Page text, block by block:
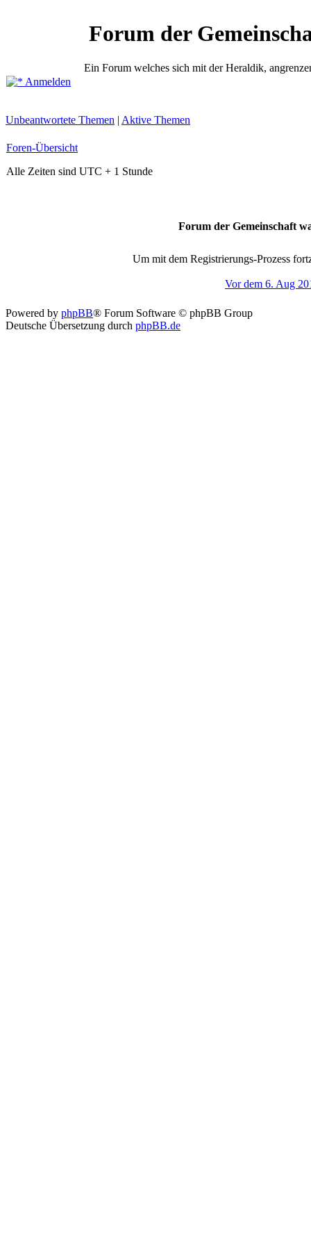
Forum der
Ein Forum welches sich mit der Heraldik,
Anmelden
Unbeantwortete Themen | Aktive Themen
Foren-Übersicht
Alle Zeiten sind UTC + 1 Stunde
Forum der Gemeinschaft
Um mit dem Registrierungs-Prozess
Vor dem 6. Aug
Powered by phpBB® Forum Software © phpBB Group
Deutsche Übersetzung durch phpBB.de